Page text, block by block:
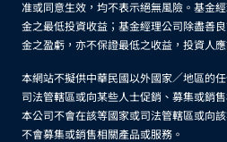
准或同意生效，均不表示絕無風險。基金
金之最低投資收益；基金經理公司除盡善
金之盈虧，亦不保證最低之收益，投資人
本網站不擬供中華民國以外國家／地區的
司法管轄區或向某些人士促銷、募集或銷
本公司不會在該等國家或司法管轄區或向
不會募集或銷售相關產品或服務。